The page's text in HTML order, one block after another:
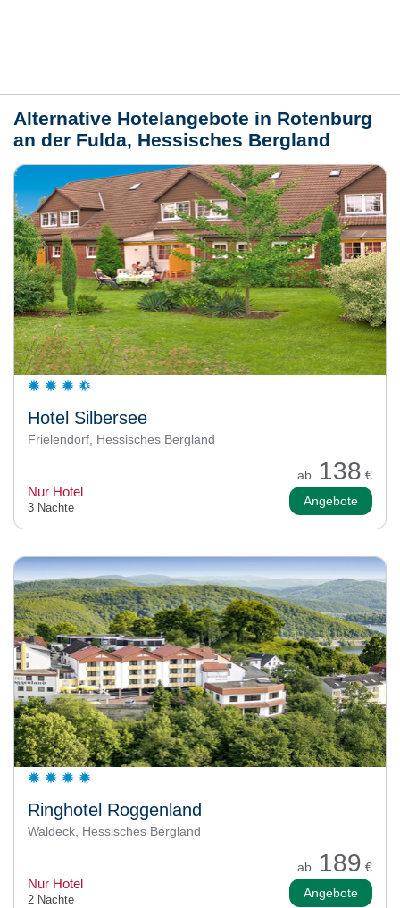
Alternative Hotelangebote in Rotenburg
an der Fulda, Hessisches Bergland
Hotel Silbersee
Frielendorf, Hessisches Bergland
ab 138 €
Nur Hotel
3 Nächte Angebote
Ringhotel Roggenland
Waldeck, Hessisches Bergland
ab 189 €
Nur Hotel
2 Nächte Angebote